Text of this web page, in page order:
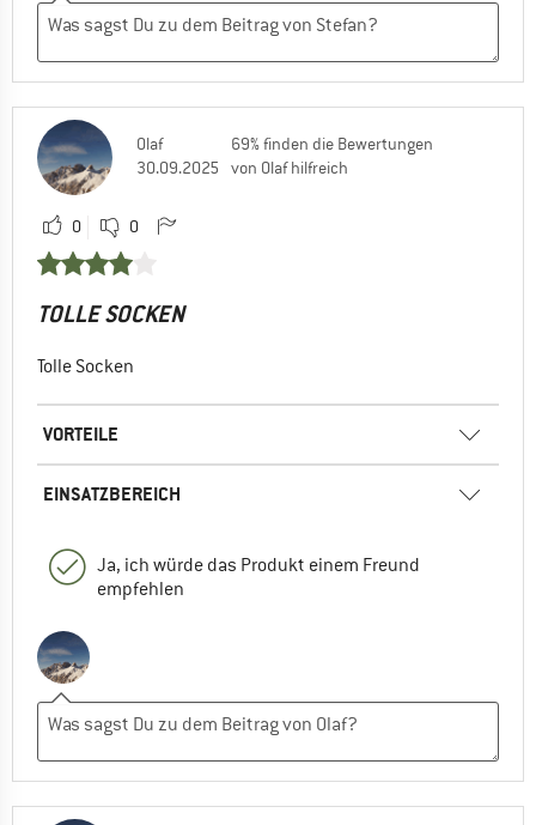
Olaf
30.09.2025
69% finden die Bewertungen
von Olaf hilfreich
0 0
TOLLE SOCKEN
Tolle Socken
VORTEILE
EINSATZBEREICH
Ja, ich würde das Produkt einem Freund
empfehlen